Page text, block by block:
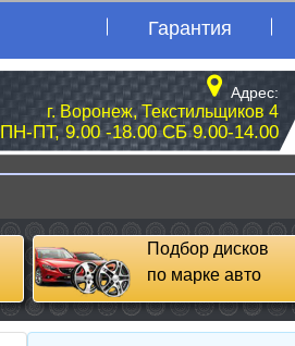
Гарантия
Адрес:
г. Воронеж, Текстильщиков 4
ПН-ПТ, 9.00 -18.00 СБ 9.00-14.00
Подбор дисков
по марке авто